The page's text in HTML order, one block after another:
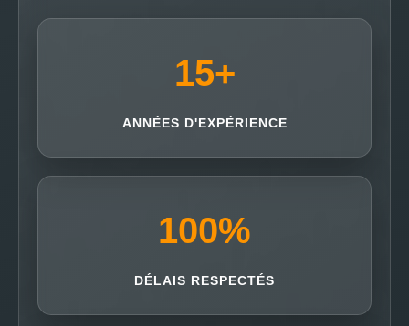
15+
ANNÉES D'EXPÉRIENCE
100%
DÉLAIS RESPECTÉS